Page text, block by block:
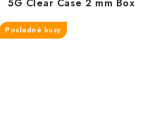
5G Clear Case 2 mm Box
transparent
Posledné kusy